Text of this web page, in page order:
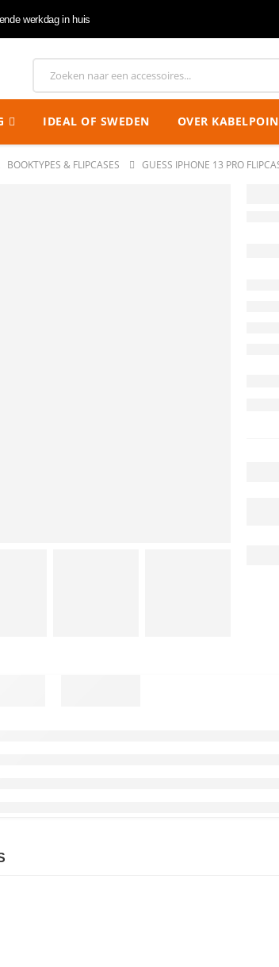
werkdag in huis
IDEAL OF SWEDEN OVER
BOOKTYPES & FLIPCASES GUESS IPHONE 13 PRO